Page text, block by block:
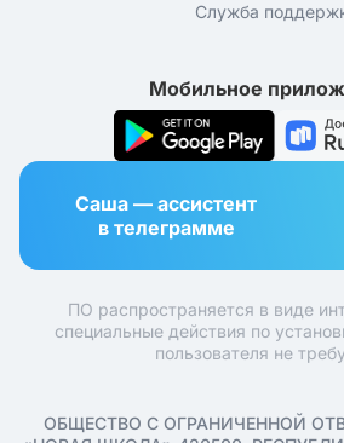
Служба
Мобильное
Саша — ассистент
в телеграмме
ПО распространяется в виде
специальные действия по
пользователя не
ОБЩЕСТВО С ОГРАНИЧЕННОЙ